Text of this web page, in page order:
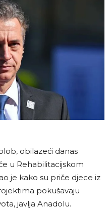
obilazeći danas
u Rehabilitacijskom
je kako su priče djece iz
pokušavaju
javlja Anadolu.